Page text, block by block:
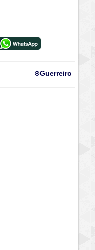
Guerreiro